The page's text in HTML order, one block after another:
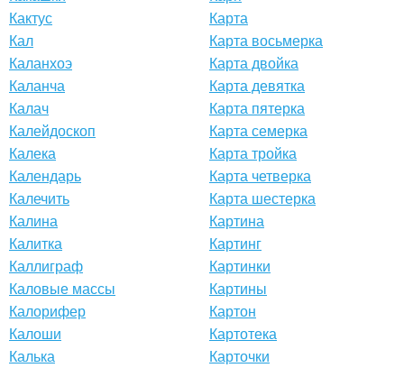
Кактус
Кал
Каланхоэ
Каланча
Калач
Калейдоскоп
Калека
Календарь
Калечить
Калина
Калитка
Каллиграф
Каловые массы
Калорифер
Калоши
Калька
Карта
Карта восьмерка
Карта двойка
Карта девятка
Карта пятерка
Карта семерка
Карта тройка
Карта четверка
Карта шестерка
Картина
Картинг
Картинки
Картины
Картон
Картотека
Карточки